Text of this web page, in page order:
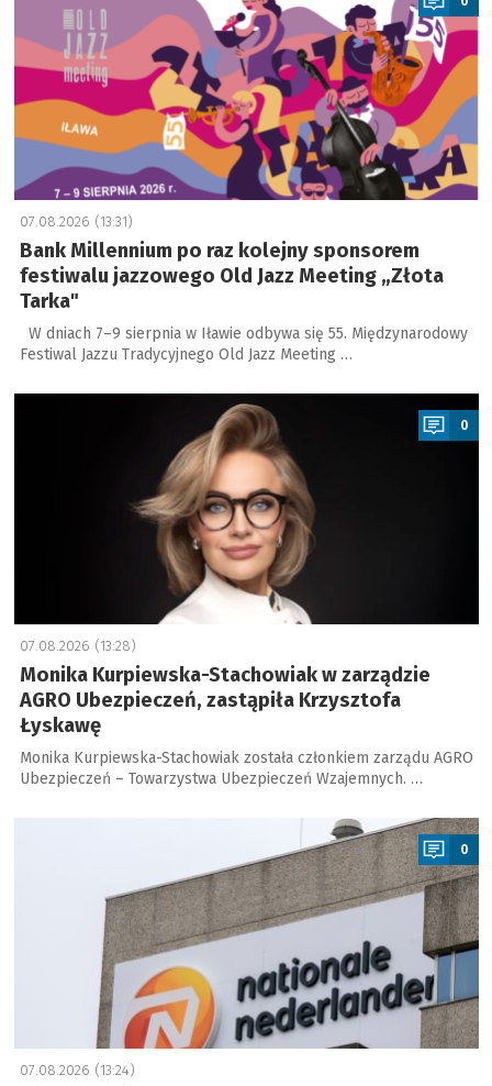
07.08.2026 (13:31)
Bank Millennium po raz kolejny sponsorem
festiwalu jazzowego Old Jazz Meeting „Złota
Tarka"
W dniach 7–9 sierpnia w Iławie odbywa się 55. Międzynarodowy
Festiwal Jazzu Tradycyjnego Old Jazz Meeting …
a
0
07.08.2026 (13:28)
Monika Kurpiewska-Stachowiak w zarządzie
AGRO Ubezpieczeń, zastąpiła Krzysztofa
Łyskawę
Monika Kurpiewska-Stachowiak została członkiem zarządu AGRO
Ubezpieczeń – Towarzystwa Ubezpieczeń Wzajemnych. …
0
07.08.2026 (13:24)